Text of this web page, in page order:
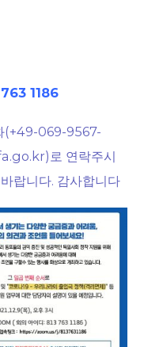
1186
(+49-069-9567-
로 연락주시
랍니다. 감사합니다